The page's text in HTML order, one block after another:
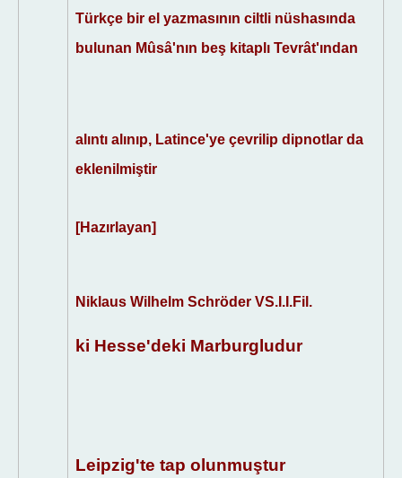
Türkçe bir el yazmasının ciltli nüshasında
bulunan Mûsâ'nın beş kitaplı Tevrât'ından
alıntı alınıp, Latince'ye çevrilip dipnotlar da
eklenilmiştir
[Hazırlayan]
Niklaus Wilhelm Schröder VS.I.I.Fil.
ki Hesse'deki Marburgludur
Leipzig'te tap olunmuştur